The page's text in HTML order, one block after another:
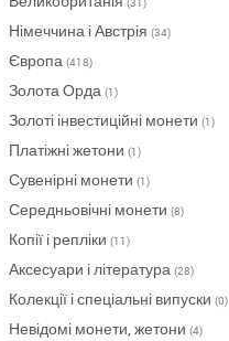
Німеччина і Австрія (34)
Європа (418)
Золота Орда (1)
Золоті інвестиційні монети (1)
Платіжні жетони (1)
Сувенірні монети (1)
Середньовічні монети (8)
Копії і репліки (11)
Аксесуари і література (28)
Колекції і спеціальні випуски (0)
Невідомі монети, жетони (4)